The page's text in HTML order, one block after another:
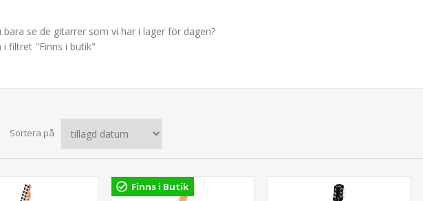
bara se de gitarrer som vi har i lager för dagen?
i filtret "Finns i butik"
Sortera på
Finns i Butik